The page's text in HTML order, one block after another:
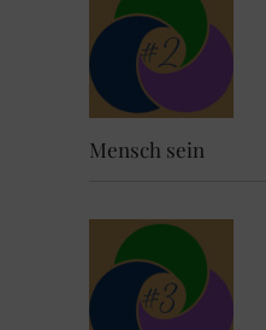
Mensch sein